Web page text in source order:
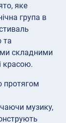
яке
група в
та
складними
красою.
протягом
музику,